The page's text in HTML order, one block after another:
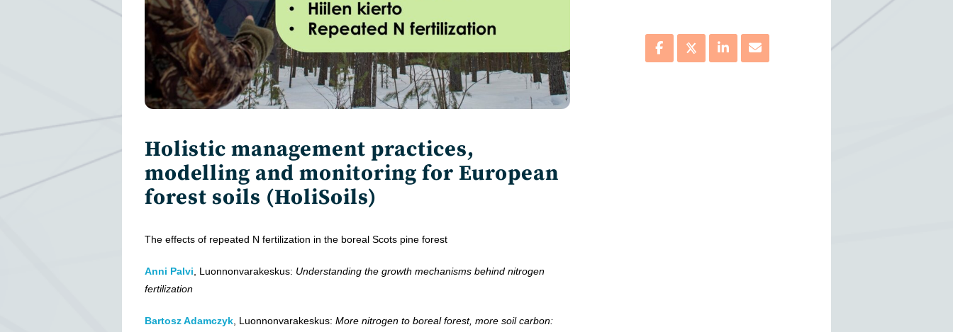
Holistic management practices,
modelling and monitoring for European
forest soils (HoliSoils)
The effects of repeated N fertilization in the boreal Scots pine forest
Anni Palvi , Luonnonvarakeskus: Understanding the growth mechanisms behind nitrogen
fertilization
Bartosz Adamczyk , Luonnonvarakeskus: More nitrogen to boreal forest, more soil carbon: